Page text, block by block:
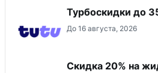
Турбоскидки до
До 16 августа, 2026
Скидка 20% на